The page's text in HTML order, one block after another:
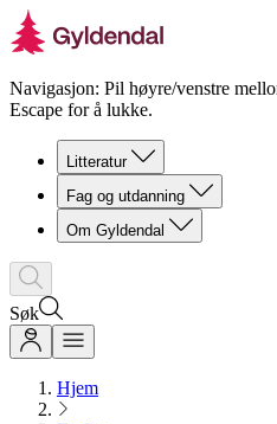
Navigasjon: Pil høyre/venstre
Escape for å lukke.
Litteratur
Fag og utdanning
Om Gyldendal
Søk
Hjem